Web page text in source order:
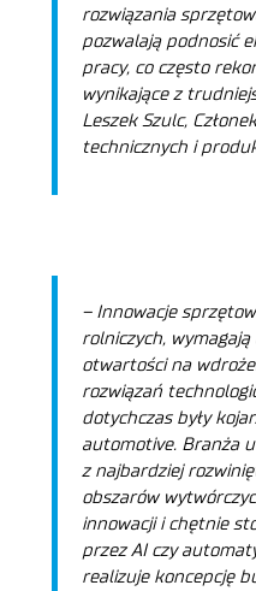
rozwiązania
pozwalają podnosić
pracy, co często
wynikające z
Leszek Szulc,
technicznych i
– Innowacje
rolniczych,
otwartości na
rozwiązań
dotychczas były
automotive. Branża
z najbardziej
obszarów
innowacji i chętnie
przez AI czy
realizuje koncepcję